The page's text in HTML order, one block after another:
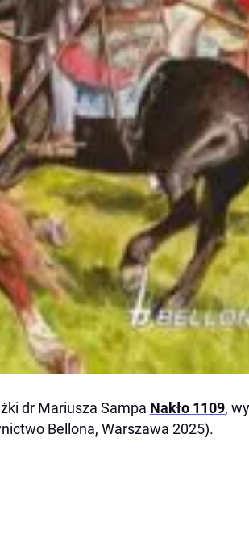
dr Mariusza Sampa Nakło 1109,
Bellona, Warszawa 2025).